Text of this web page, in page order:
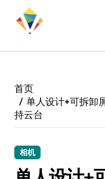
首页
单人设计+可拆卸
持云台
相机